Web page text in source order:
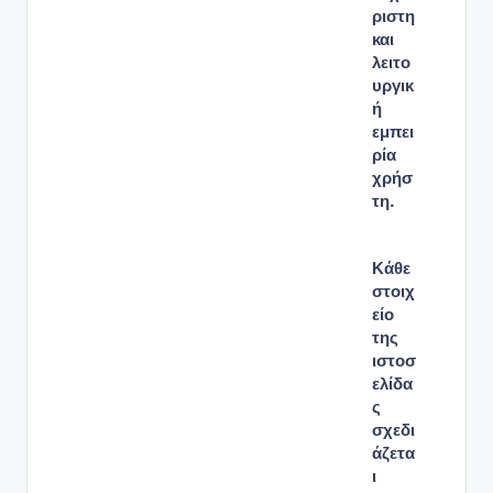
ριστη
και
λειτο
υργικ
ή
εμπει
ρία
χρήσ
τη.
Κάθε
στοιχ
είο
της
ιστοσ
ελίδα
ς
σχεδι
άζετα
ι